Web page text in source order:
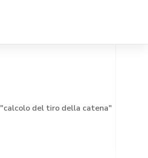
del tiro della catena"